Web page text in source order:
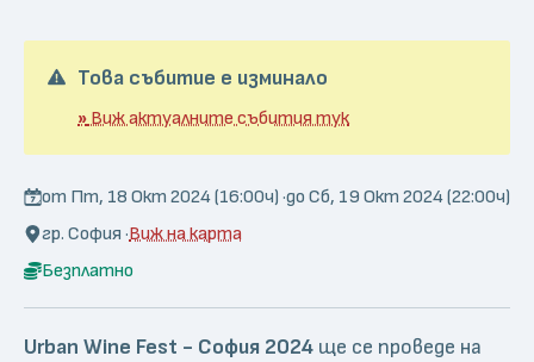
Това събитие е изминало
»Виж актуалните събития тук
от Пт, 18 Окт 2024 (16:00ч) ·до Сб, 19 Окт 2024 (22:00ч)
гр. София ·Виж на карта
Безплатно
Urban Wine Fest - София 2024 ще се проведе на